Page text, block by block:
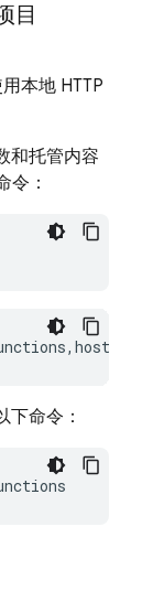
目
本地 HTTP
和托管内容
令：
下命令：